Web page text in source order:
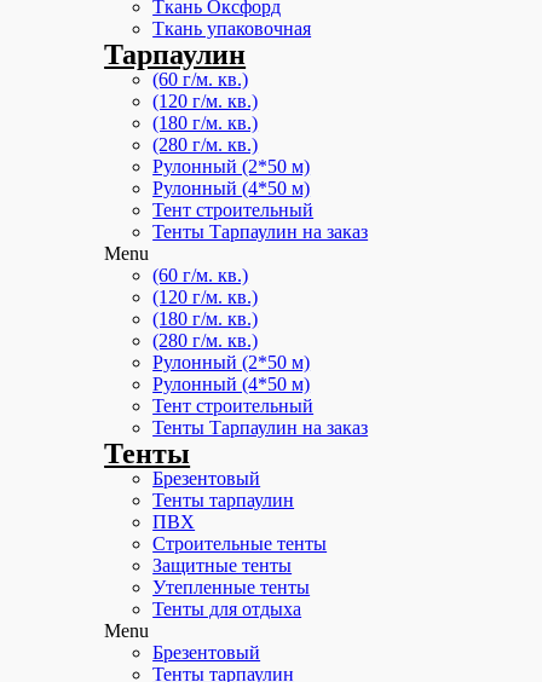
Ткань Оксфорд
Ткань упаковочная
Тарпаулин
(60 г/м. кв.)
(120 г/м. кв.)
(180 г/м. кв.)
(280 г/м. кв.)
Рулонный (2*50 м)
Рулонный (4*50 м)
Тент строительный
Тенты Тарпаулин на заказ
Menu
(60 г/м. кв.)
(120 г/м. кв.)
(180 г/м. кв.)
(280 г/м. кв.)
Рулонный (2*50 м)
Рулонный (4*50 м)
Тент строительный
Тенты Тарпаулин на заказ
Тенты
Брезентовый
Тенты тарпаулин
ПВХ
Строительные тенты
Защитные тенты
Утепленные тенты
Тенты для отдыха
Menu
Брезентовый
Тенты тарпаулин